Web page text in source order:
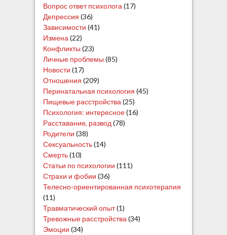
Вопрос ответ психолога (17)
Депрессия (36)
Зависимости (41)
Измена (22)
Конфликты (23)
Личные проблемы (85)
Новости (17)
Отношения (209)
Перинатальная психология (45)
Пищевые расстройства (25)
Психология: интересное(16)
Расставание, развод (78)
Родители (38)
Сексуальность(14)
Смерть(10)
Статьи по психологии (111)
Страхи и фобии (36)
Телесно-ориентированная психотерапия
(11)
Травматический опыт(1)
Тревожные расстройства (34)
Эмоции (34)